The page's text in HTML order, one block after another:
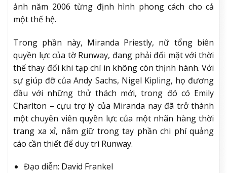
ảnh năm 2006 từng định hình phong cách cho cả
một thế hệ.
Trong phần này, Miranda Priestly, nữ tổng biên
quyền lực của tờ Runway, đang phải đối mặt với thời
thế thay đổi khi tạp chí in không còn thịnh hành. Với
sự giúp đỡ của Andy Sachs, Nigel Kipling, họ đương
đầu với những thử thách mới, trong đó có Emily
Charlton – cựu trợ lý của Miranda nay đã trở thành
một chuyên viên quyền lực của một nhãn hàng thời
trang xa xỉ, nắm giữ trong tay phần chi phí quảng
cáo cần thiết để duy trì Runway.
Đạo diễn: David Frankel